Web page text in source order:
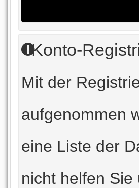
Konto-
Mit der
aufgenommen
eine Liste der
nicht helfen